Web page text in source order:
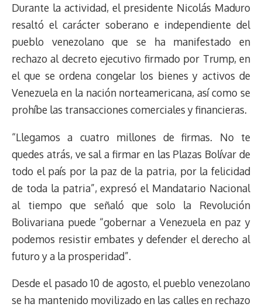
Durante la actividad, el presidente Nicolás Maduro
resaltó el carácter soberano e independiente del
pueblo venezolano que se ha manifestado en
rechazo al decreto ejecutivo firmado por Trump, en
el que se ordena congelar los bienes y activos de
Venezuela en la nación norteamericana, así como se
prohíbe las transacciones comerciales y financieras.
“Llegamos a cuatro millones de firmas. No te
quedes atrás, ve sal a firmar en las Plazas Bolívar de
todo el país por la paz de la patria, por la felicidad
de toda la patria”, expresó el Mandatario Nacional
al tiempo que señaló que solo la Revolución
Bolivariana puede “gobernar a Venezuela en paz y
podemos resistir embates y defender el derecho al
futuro y a la prosperidad”.
Desde el pasado 10 de agosto, el pueblo venezolano
se ha mantenido movilizado en las calles en rechazo